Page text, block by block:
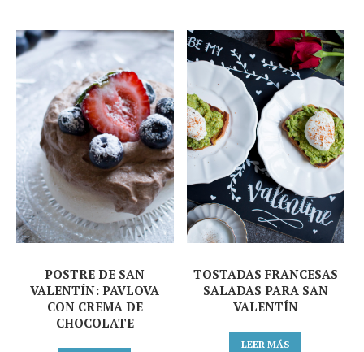
POSTRE DE SAN
VALENTÍN: PAVLOVA
CON CREMA DE
CHOCOLATE
TOSTADAS FRANCESAS
SALADAS PARA SAN
VALENTÍN
LEER MÁS